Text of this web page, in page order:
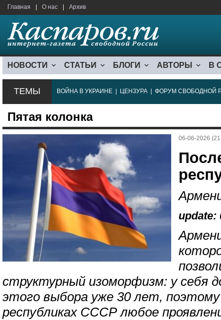
Главная О нас Архив
НОВОСТИ СТАТЬИ БЛОГИ АВТОРЫ В
ТЕМЫ ВОЙНА В УКРАИНЕ ЦЕНЗУРА ФОРУМ СВОБОДНОЙ
Пятая колонка
06-06-2026
update:
структурный изоморфизм: у себя
этого выбора уже 30 лет,
республиках СССР любое